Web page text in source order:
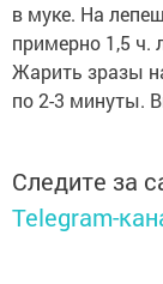
в муке. На
примерно 1,5 ч.
Жарить зразы
по 2-3 минуты.
Следите за
Telegram-